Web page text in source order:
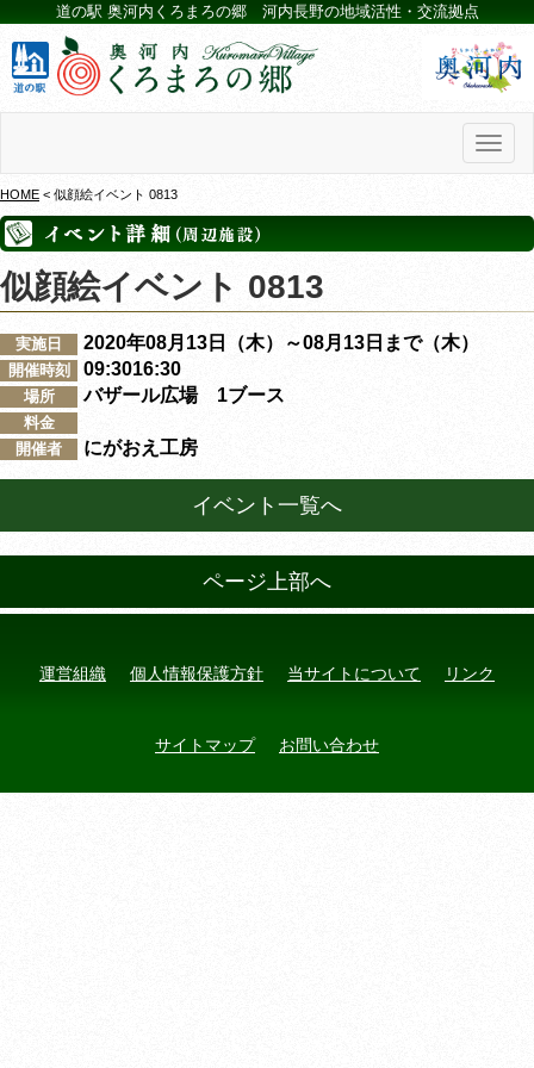
道の駅 奥河内くろまろの郷 河内長野の地域活性・交流拠点
HOME < 似顔絵イベント 0813
似顔絵イベント 0813
実施日 2020年08月13日（木）～08月13日まで（木）
開催時刻 09:3016:30
場所 バザール広場 1ブース
料金
開催者
にがおえ工房
イベント一覧へ
ページ上部へ
運営組織 個人情報保護方針 当サイトについて リンク
サイトマップ お問い合わせ